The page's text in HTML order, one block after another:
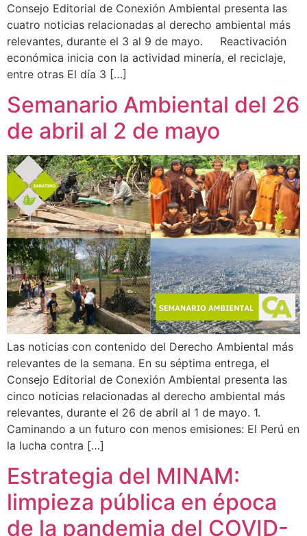
Consejo Editorial de Conexión Ambiental presenta las
cuatro noticias relacionadas al derecho ambiental más
relevantes, durante el 3 al 9 de mayo. Reactivación
económica inicia con la actividad minería, el reciclaje,
entre otras El día 3 […]
Semanario Ambiental del 26
de abril al 2 de mayo
Las noticias con contenido del Derecho Ambiental más
relevantes de la semana. En su séptima entrega, el
Consejo Editorial de Conexión Ambiental presenta las
cinco noticias relacionadas al derecho ambiental más
relevantes, durante el 26 de abril al 1 de mayo. 1.
Caminando a un futuro con menos emisiones: El Perú en
la lucha contra […]
Estrategia del MINAM:
limpieza pública en época
de la pandemia del COVID-